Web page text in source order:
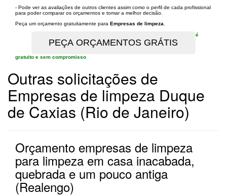
- Pode ver as avaliações de outros clientes assim como o perfil de cada profissional
para poder comparar os orçamentos e tomar a melhor decisão.
Peça um orçamento gratuitamente para Empresas de limpeza
é
gratuito e sem compromisso
Outras solicitações de
Empresas de limpeza Duque
de Caxias (Rio de Janeiro)
Orçamento empresas de limpeza
para limpeza em casa inacabada,
quebrada e um pouco antiga
(Realengo)